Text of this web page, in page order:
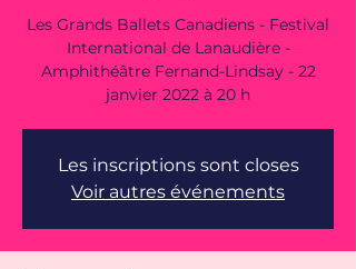
Les Grands Ballets Canadiens - Festival
International de Lanaudière -
Amphithéâtre Fernand-Lindsay - 22
janvier 2022 à 20 h
Les inscriptions sont closes
Voir autres événements